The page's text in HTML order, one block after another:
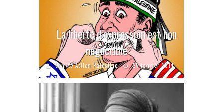
La liberté d’expression est non
négociable
Comité Action Palestine 25 janvier 2014